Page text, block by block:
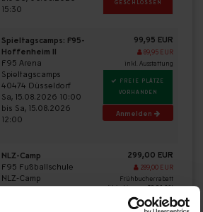
15:30
GESCHLOSSEN
Spieltagscamps: F95-
Hoffenheim II
F95 Arena
Spieltagscamps
40474 Düsseldorf
Sa, 15.08.2026 10:00
bis Sa, 15.08.2026
12:00
99,95 EUR
89,95 EUR
inkl. Ausstattung
FREIE PLÄTZE
VORHANDEN
Anmelden
NLZ-Camp
F95 Fußballschule
NLZ-Camp
40235 Düsseldorf
299,00 EUR
289,00 EUR
Frühbucherrabatt
gültig bis zum 30.06.26!
FAST